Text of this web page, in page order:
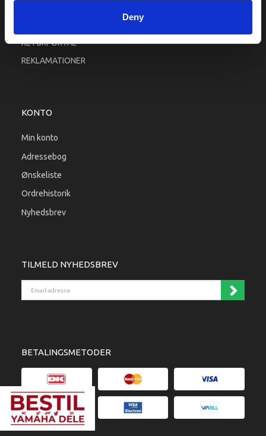
Deny
RETURPORTAL
REKLAMATIONER
KONTO
Min konto
Adressebog
Ønskeliste
Ordrehistorik
Nyhedsbrev
TILMELD NYHEDSBREV
BETALINGSMETODER